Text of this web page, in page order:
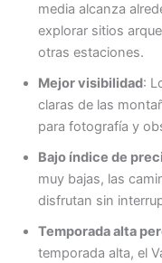
media alcanza
explorar sitios
otras estaciones.
Mejor visibilidad:
claras de las
para fotografía y
Bajo índice de
muy bajas, las
disfrutan sin
Temporada alta
temporada alta, el